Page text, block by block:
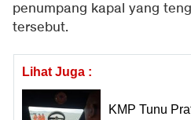
penumpang kapal yang
tersebut.
Lihat Juga :
KMP Tunu